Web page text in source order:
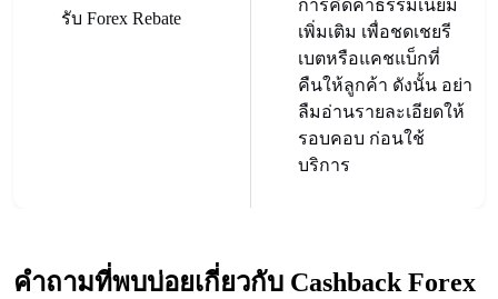
รับ Forex Rebate
การคิดค่าธรรมเนียม
เพิ่มเติม เพื่อชดเชยรี
เบตหรือแคชแบ็กที่
คืนให้ลูกค้า ดังนั้น อย่า
ลืมอ่านรายละเอียดให้
รอบคอบ ก่อนใช้
บริการ
คำถามที่พบบ่อยเกี่ยวกับ Cashback Forex